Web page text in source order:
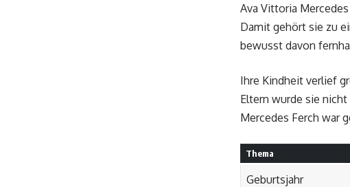
Ava Vittoria
Damit gehört sie zu
bewusst davon
Ihre Kindheit verlief
Eltern wurde sie
Mercedes Ferch war
Thema
Geburtsjahr